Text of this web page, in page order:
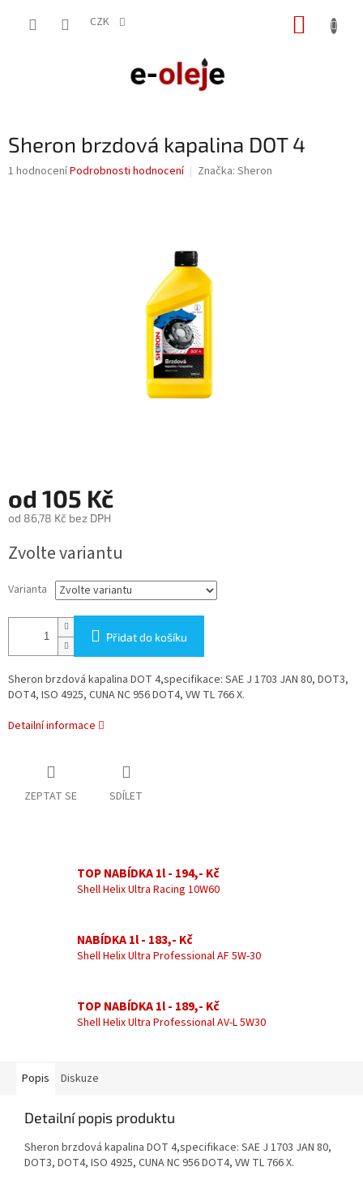
CZK
Sheron brzdová kapalina DOT 4
Průměrné
1 hodnoceníPodrobnosti hodnocení Značka: Sheron
od 105 Kč
od 86,78 Kč bez DPH
cena:
Zvolte variantu
Varianta
Přidat do košíku
Sheron brzdová kapalina DOT 4,specifikace: SAE J 1703 JAN 80, DOT3,
DOT4, ISO 4925, CUNA NC 956 DOT4, VW TL 766 X.
Detailní informace
ZEPTAT SE SDÍLET
TOP NABÍDKA 1l - 194,- Kč
Shell Helix Ultra Racing 10W60
NABÍDKA 1l - 183,- Kč
Shell Helix Ultra Professional AF 5W-30
TOP NABÍDKA 1l - 189,- Kč
Shell Helix Ultra Professional AV-L 5W30
Popis Diskuze
Detailní popis produktu
Sheron brzdová kapalina DOT 4,specifikace: SAE J 1703 JAN 80,
DOT3, DOT4, ISO 4925, CUNA NC 956 DOT4, VW TL 766 X.